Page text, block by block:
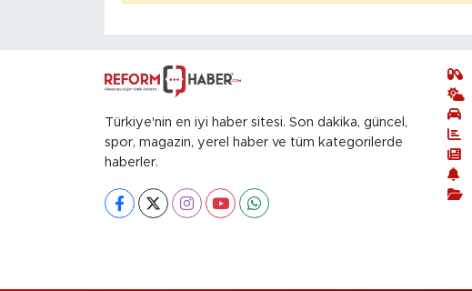
Türkiye'nin en iyi haber sitesi. Son dakika, güncel,
spor, magazin, yerel haber ve tüm kategorilerde
haberler.